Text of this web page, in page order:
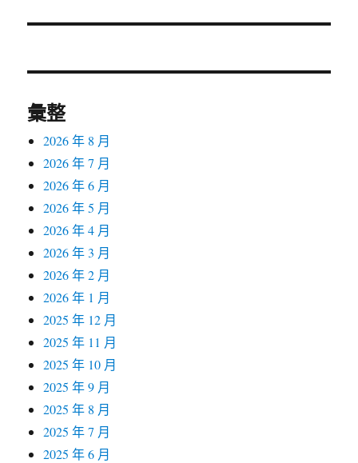
文
彙整
2026 年 8 月
2026 年 7 月
2026 年 6 月
2026 年 5 月
2026 年 4 月
2026 年 3 月
2026 年 2 月
2026 年 1 月
2025 年 12 月
2025 年 11 月
2025 年 10 月
2025 年 9 月
2025 年 8 月
2025 年 7 月
2025 年 6 月